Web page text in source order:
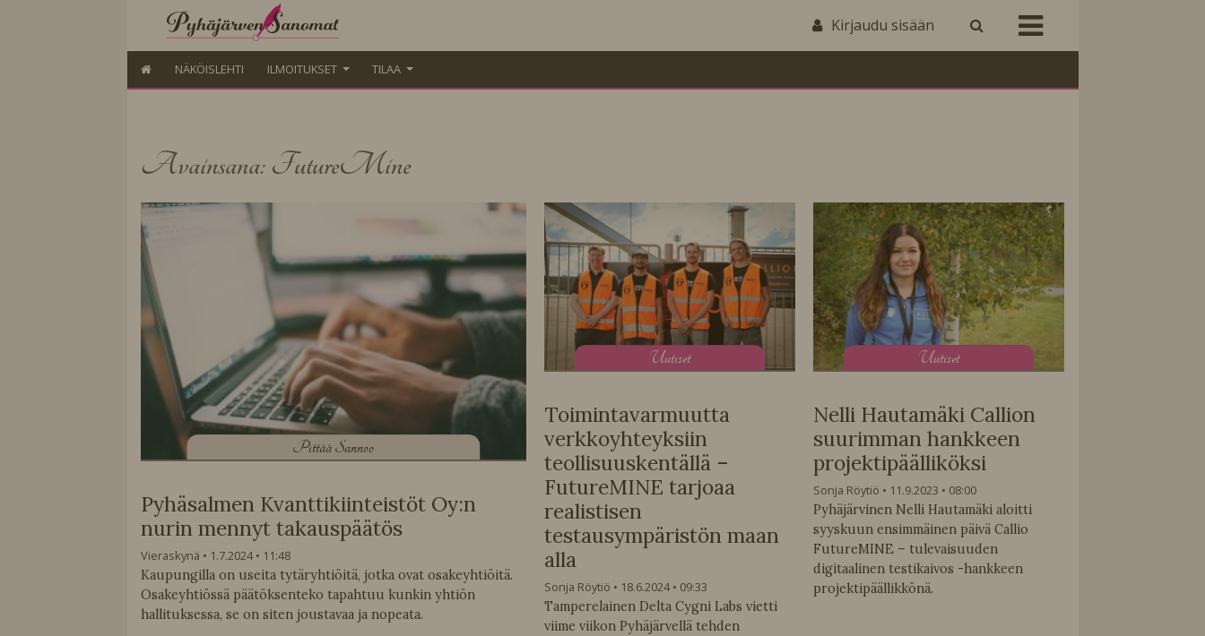
Kirjaudu sisään
NÄKÖISLEHTI ILMOITUKSET TILAA
Avainsana: FutureMine
Pittää Sannoo
Pyhäsalmen Kvanttikiinteistöt Oy:n
nurin mennyt takauspäätös
Vieraskynä 1.7.2024
11:48
Kaupungilla on useita tytäryhtiöitä, jotka ovat osakeyhtiöitä.
Osakeyhtiössä päätöksenteko tapahtuu kunkin yhtiön
hallituksessa, se on siten joustavaa ja nopeata.
Uutiset
Toimintavarmuutta
verkkoyhteyksiin
teollisuuskentällä –
FutureMINE tarjoaa
realistisen
testausympäristön maan
alla
Sonja Röytiö 18.6.2024
09:33
Tamperelainen Delta Cygni Labs vietti
viime viikon Pyhäjärvellä tehden
Uutiset
Nelli Hautamäki Callion
suurimman hankkeen
projektipäälliköksi
Sonja Röytiö 11.9.2023
08:00
Pyhäjärvinen Nelli Hautamäki aloitti
syyskuun ensimmäinen päivä Callio
FutureMINE – tulevaisuuden
digitaalinen testikaivos -hankkeen
projektipäällikkönä.